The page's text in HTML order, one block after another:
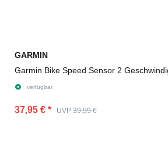
GARMIN
Garmin Bike Speed Sensor 2
verfügbar
37,95 € * UVP 39,99 €